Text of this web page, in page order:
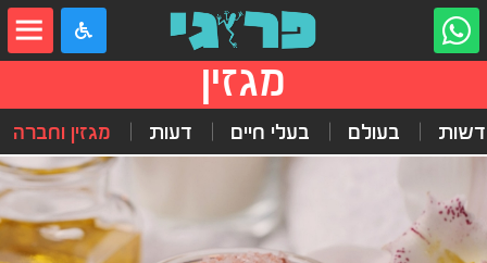
מגזין
בעולם בעלי חיים דעות מגזין וחברה